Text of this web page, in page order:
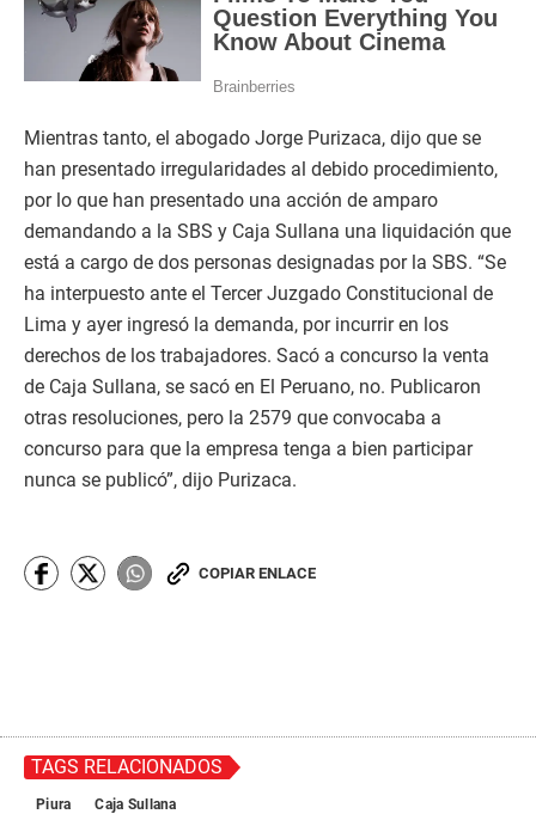
Mientras tanto, el abogado Jorge Purizaca, dijo que se
han presentado irregularidades al debido procedimiento,
por lo que han presentado una acción de amparo
demandando a la SBS y Caja Sullana una liquidación que
está a cargo de dos personas designadas por la SBS. “Se
ha interpuesto ante el Tercer Juzgado Constitucional de
Lima y ayer ingresó la demanda, por incurrir en los
derechos de los trabajadores. Sacó a concurso la venta
de Caja Sullana, se sacó en El Peruano, no. Publicaron
otras resoluciones, pero la 2579 que convocaba a
concurso para que la empresa tenga a bien participar
nunca se publicó”, dijo Purizaca.
COPIAR ENLACE
TAGS RELACIONADOS
Piura Caja Sullana